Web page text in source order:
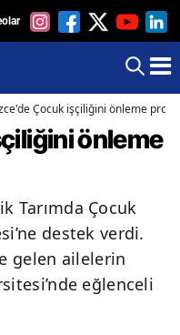
Çocuk işçiliğini önleme
önleme
Tarımda Çocuk
destek verdi.
gelen ailelerin
eğlenceli